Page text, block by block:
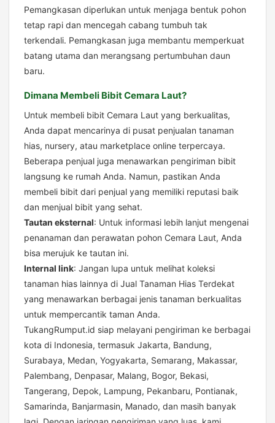
Pemangkasan diperlukan untuk menjaga bentuk pohon
tetap rapi dan mencegah cabang tumbuh tak
terkendali. Pemangkasan juga membantu memperkuat
batang utama dan merangsang pertumbuhan daun
baru.
Dimana Membeli Bibit Cemara Laut?
Untuk membeli bibit Cemara Laut yang berkualitas,
Anda dapat mencarinya di pusat penjualan tanaman
hias, nursery, atau marketplace online terpercaya.
Beberapa penjual juga menawarkan pengiriman bibit
langsung ke rumah Anda. Namun, pastikan Anda
membeli bibit dari penjual yang memiliki reputasi baik
dan menjual bibit yang sehat.
Tautan eksternal: Untuk informasi lebih lanjut mengenai
penanaman dan perawatan pohon Cemara Laut, Anda
bisa merujuk ke tautan ini.
Internal link: Jangan lupa untuk melihat koleksi
tanaman hias lainnya di Jual Tanaman Hias Terdekat
yang menawarkan berbagai jenis tanaman berkualitas
untuk mempercantik taman Anda.
TukangRumput.id siap melayani pengiriman ke berbagai
kota di Indonesia, termasuk Jakarta, Bandung,
Surabaya, Medan, Yogyakarta, Semarang, Makassar,
Palembang, Denpasar, Malang, Bogor, Bekasi,
Tangerang, Depok, Lampung, Pekanbaru, Pontianak,
Samarinda, Banjarmasin, Manado, dan masih banyak